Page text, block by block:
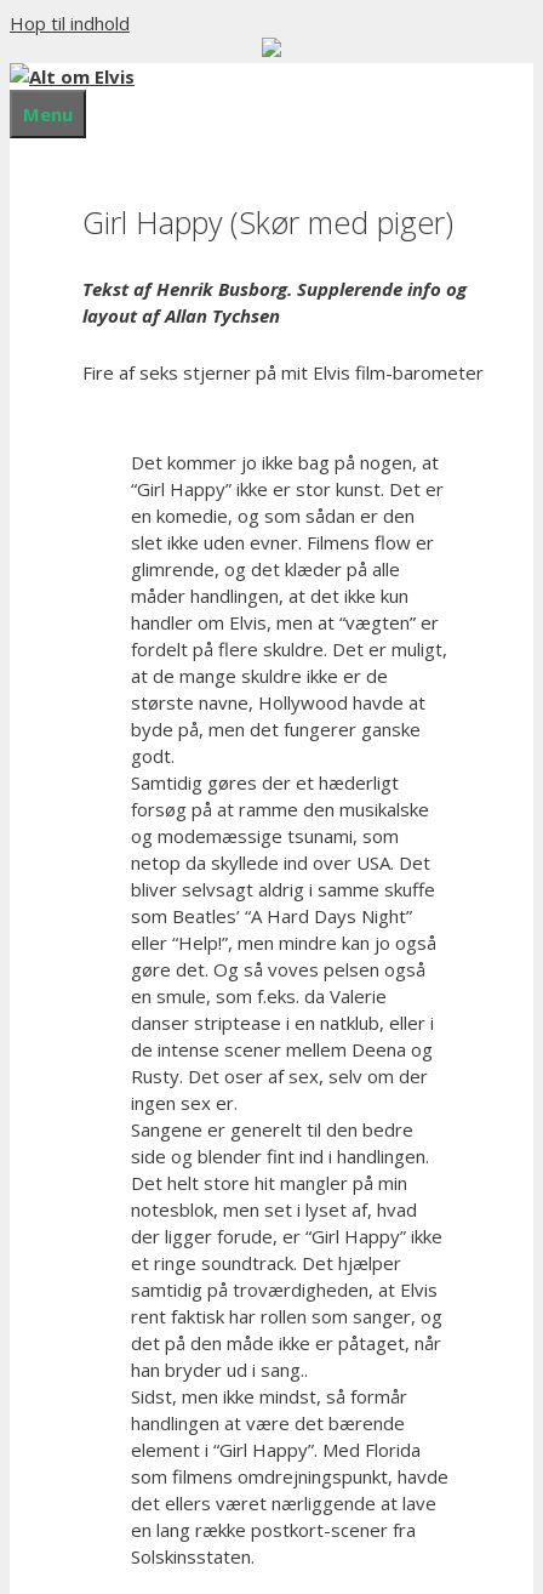
Hop til indhold
Menu
Girl Happy (Skør med piger)
Tekst af Henrik Busborg. Supplerende info og
layout af Allan Tychsen
Fire af seks stjerner på mit Elvis film-barometer
Det kommer jo ikke bag på nogen, at
“Girl Happy” ikke er stor kunst. Det er
en komedie, og som sådan er den
slet ikke uden evner. Filmens flow er
glimrende, og det klæder på alle
måder handlingen, at det ikke kun
handler om Elvis, men at “vægten” er
fordelt på flere skuldre. Det er muligt,
at de mange skuldre ikke er de
største navne, Hollywood havde at
byde på, men det fungerer ganske
godt.
Samtidig gøres der et hæderligt
forsøg på at ramme den musikalske
og modemæssige tsunami, som
netop da skyllede ind over USA. Det
bliver selvsagt aldrig i samme skuffe
som Beatles’ “A Hard Days Night”
eller “Help!”, men mindre kan jo også
gøre det. Og så voves pelsen også
en smule, som f.eks. da Valerie
danser striptease i en natklub, eller i
de intense scener mellem Deena og
Rusty. Det oser af sex, selv om der
ingen sex er.
Sangene er generelt til den bedre
side og blender fint ind i handlingen.
Det helt store hit mangler på min
notesblok, men set i lyset af, hvad
der ligger forude, er “Girl Happy” ikke
et ringe soundtrack. Det hjælper
samtidig på troværdigheden, at Elvis
rent faktisk har rollen som sanger, og
det på den måde ikke er påtaget, når
han bryder ud i sang..
Sidst, men ikke mindst, så formår
handlingen at være det bærende
element i “Girl Happy”. Med Florida
som filmens omdrejningspunkt, havde
det ellers været nærliggende at lave
en lang række postkort-scener fra
Solskinsstaten.